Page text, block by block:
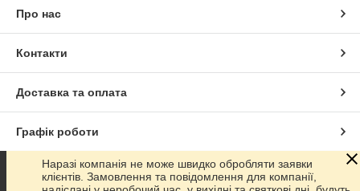
Про нас
Контакти
Доставка та оплата
Графік роботи
Повна версія сайту
Наразі компанія не може швидко обробляти заявки
клієнтів. Замовлення та повідомлення для компанії,